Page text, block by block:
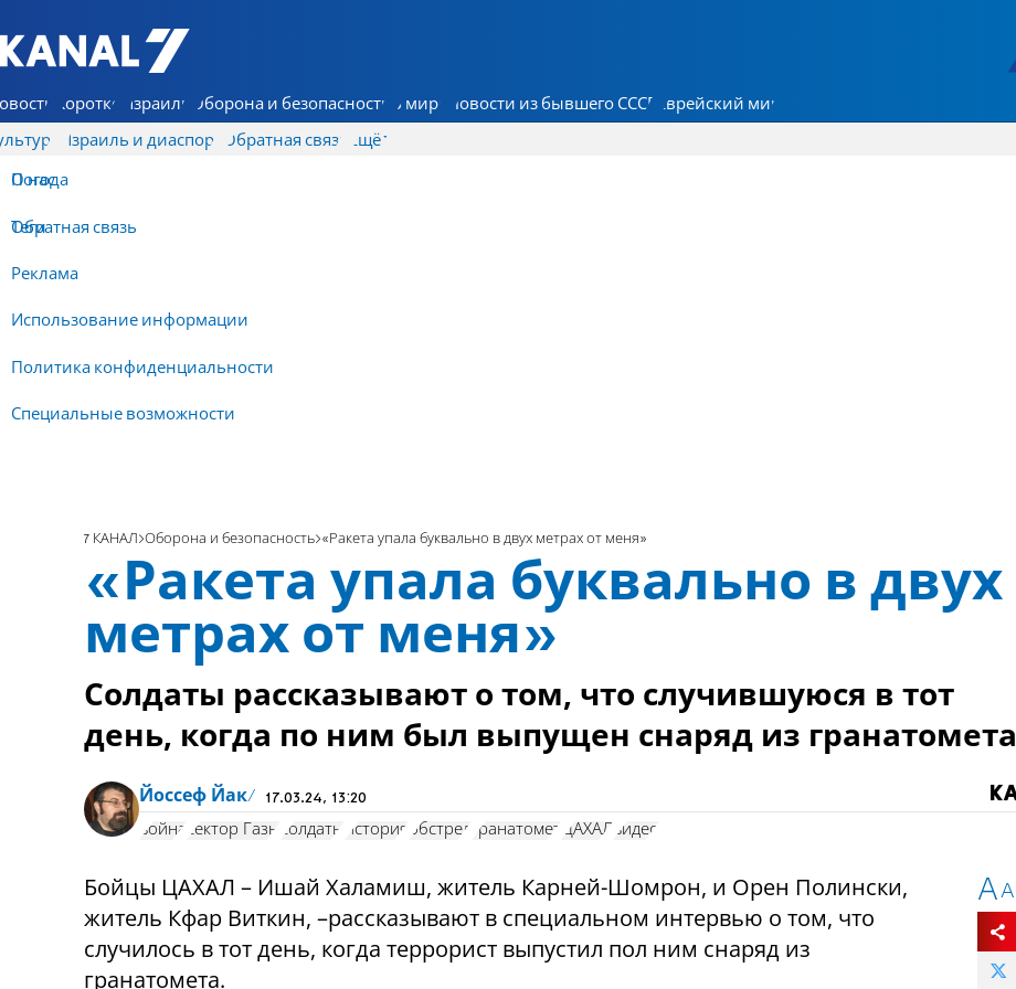
7 КАНАЛ - Аруц Шева
Коротко Израиль Оборона и безопасность В мире Новости из бывшего СССР Еврейский мир
Израиль и диаспора Обратная связь
О нас
Обратная связь
Реклама
Использование информации
Политика конфиденциальности
Специальные возможности
Ещё
Погода
Теги
7 КАНАЛ Оборона и безопасность «Ракета упала буквально в двух метрах от меня»
«Ракета упала буквально в двух
метрах от меня»
Солдаты рассказывают о том, что случившуюся в тот
день, когда по ним был выпущен снаряд из гранатомета
Йоссеф Йак 17.03.24, 13:20
война сектор Газы солдаты история обстрел гранатомет ЦАХАЛ видео
Бойцы ЦАХАЛ – Ишай Халамиш, житель Карней-Шомрон, и Орен Полински,
житель Кфар Виткин, –рассказывают в специальном интервью о том, что
случилось в тот день, когда террорист выпустил пол ним снаряд из
гранатомета.
AA